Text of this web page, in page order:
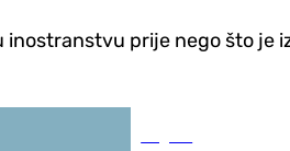
prije nego što je